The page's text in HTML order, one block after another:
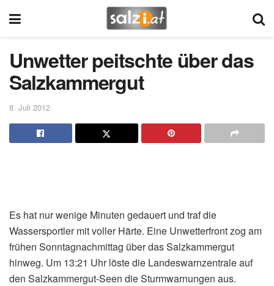
Unwetter peitschte über das
Salzkammergut
8. Juli 2012
Es hat nur wenige Minuten gedauert und traf die
Wassersportler mit voller Härte. Eine Unwetterfront zog am
frühen Sonntagnachmittag über das Salzkammergut
hinweg. Um 13:21 Uhr löste die Landeswarnzentrale auf
den Salzkammergut-Seen die Sturmwarnungen aus.